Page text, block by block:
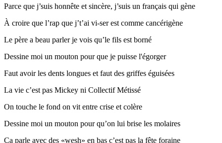
Parce que j’suis honnête et sincère, j’suis un français qui gène
À croire que l’rap que j’t’ai vi-ser est comme cancérigène
Le père a beau parler je vois qu’le fils est borné
Dessine moi un mouton pour que je puisse l'égorger
Faut avoir les dents longues et faut des griffes éguisées
La vie c’est pas Mickey ni Collectif Métissé
On touche le fond on vit entre crise et colère
Dessine moi un mouton pour qu’on lui brise les molaires
Ça parle avec des «wesh» en bas c’est pas la fête foraine